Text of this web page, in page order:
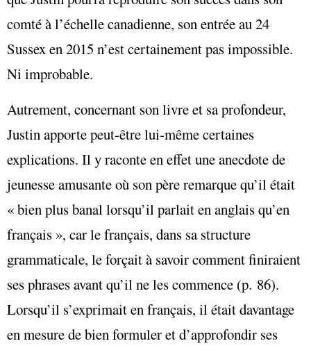
comté à l’échelle canadienne, son entrée au 24
Sussex en 2015 n’est certainement pas impossible.
Ni improbable.
Autrement, concernant son livre et sa profondeur,
Justin apporte peut-être lui-même certaines
explications. Il y raconte en effet une anecdote de
jeunesse amusante où son père remarque qu’il était
« bien plus banal lorsqu’il parlait en anglais qu’en
français », car le français, dans sa structure
grammaticale, le forçait à savoir comment finiraient
ses phrases avant qu’il ne les commence (p. 86).
Lorsqu’il s’exprimait en français, il était davantage
en mesure de bien formuler et d’approfondir ses